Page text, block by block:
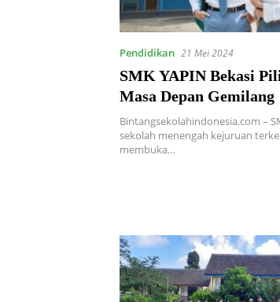
Pendidikan 21 Mei 2024
SMK YAPIN Bekasi
Masa Depan Gemilang
Bintangsekolahindonesia.com –
sekolah menengah kejuruan
membuka…